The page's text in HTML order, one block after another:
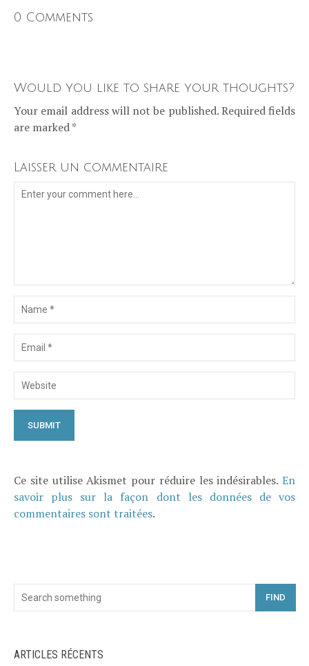
0 Comments
Would you like to share your thoughts?
Your email address will not be published. Required fields
are marked *
Laisser un commentaire
Ce site utilise Akismet pour réduire les indésirables. En
savoir plus sur la façon dont les données de vos
commentaires sont traitées.
FIND
ARTICLES RÉCENTS